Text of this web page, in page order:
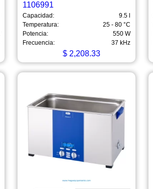
1106991
Capacidad:
9.5 l
Temperatura:
25 - 80 °C
Potencia:
550 W
Frecuencia:
37 kHz
$2,208.33